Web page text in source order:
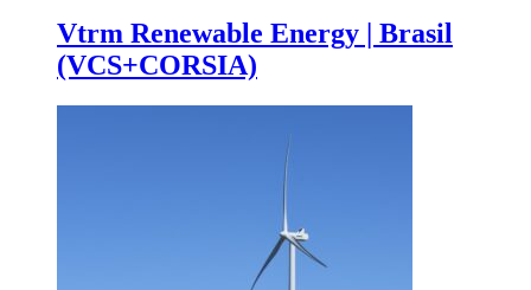
Vtrm Renewable Energy | Brasil
(VCS+CORSIA)